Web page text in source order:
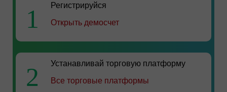
1
Регистрируйся
Открыть демосчет
2
Устанавливай торговую платформу
Все торговые платформы